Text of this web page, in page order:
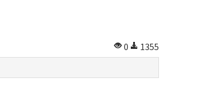
0
1355